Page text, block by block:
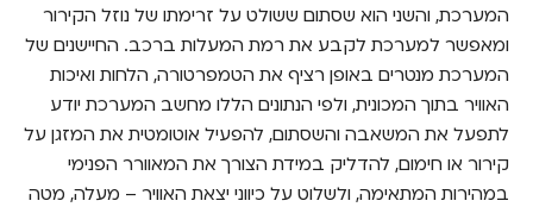
ביותר בשבילכם!
המערכת, והשני הוא שסתום ששולט על זרימתו של נוזל הקירור
ומאפשר למערכת לקבע את רמת המעלות ברכב. החיישנים של
המערכת מנטרים באופן רציף את הטמפרטורה, הלחות ואיכות
האוויר בתוך המכונית, ולפי הנתונים הללו מחשב המערכת יודע
לתפעל את המשאבה והשסתום, להפעיל אוטומטית את המזגן על
קירור או חימום, להדליק במידת הצורך את המאוורר הפנימי
במהירות המתאימה, ולשלוט על כיווני יצאת האוויר – מעלה, מטה